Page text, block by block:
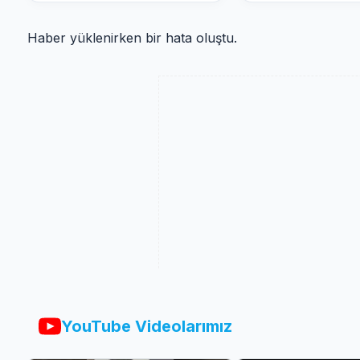
Haber yüklenirken bir hata oluştu.
YouTube Videolarımız